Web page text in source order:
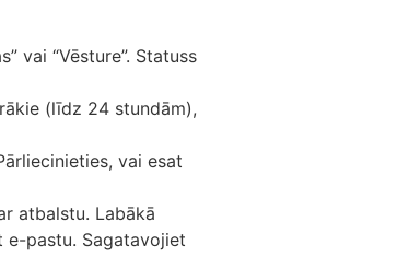
vai “Vēsture”. Statuss
(līdz 24 stundām),
vai esat
atbalstu. Labākā
e-pastu. Sagatavojiet